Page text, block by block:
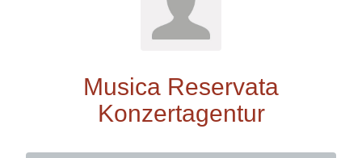
Musica Reservata
Konzertagentur